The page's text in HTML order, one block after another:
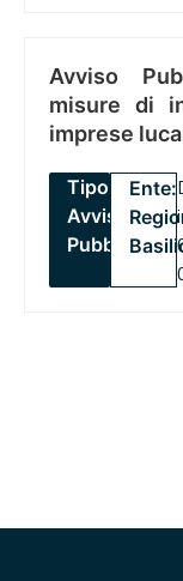
Avviso
misure di
imprese
Tipo:
Avviso
Pubblico
Ente: